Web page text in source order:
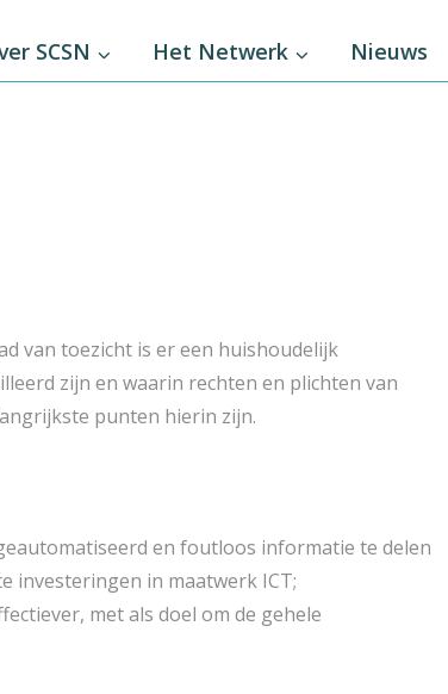
SCSN Het Netwerk Nieuws
van toezicht is er een huishoudelijk
zijn en waarin rechten en plichten van
punten hierin zijn.
en foutloos informatie te delen
investeringen in maatwerk ICT;
met als doel om de gehele